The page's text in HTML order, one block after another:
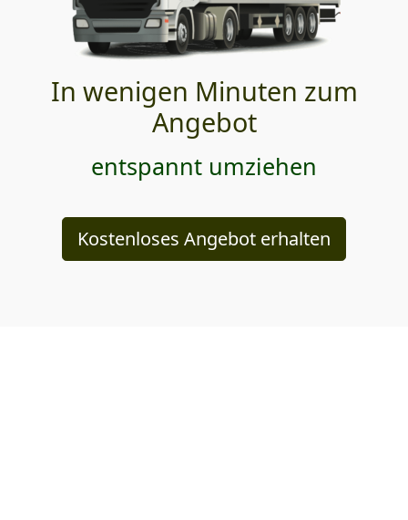
In wenigen Minuten zum
Angebot
entspannt umziehen
Kostenloses Angebot erhalten